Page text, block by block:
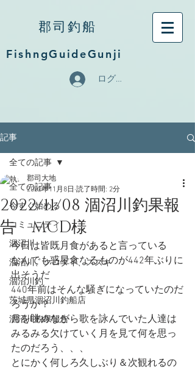
郡司釣船
FishngGuideGunji
ログイン
記事
全ての記事
今すぐ始める
コミュニティ
涸沼川
涸沼川、クロダイ、スズキ
涸沼川釣
茨城県涸沼川釣船店
涸沼川釣果報告
全ての記事
2022/11/08 涸沼川釣果報
告 MCD様
郡司大地
2022年11月8日 読了時間: 2分
今日は皆既月食があると言っている
なんでも惑星食なるものが442年ぶりに
出そうだ
440年前はそんな騒ぎになっていたのだ
ろうか？
月を眺めながら歌を詠んでいた人達は
みるみる欠けていく月を見て何を思っ
たのだろう、、、
とにかく何しろ久しぶり＆次観れるの